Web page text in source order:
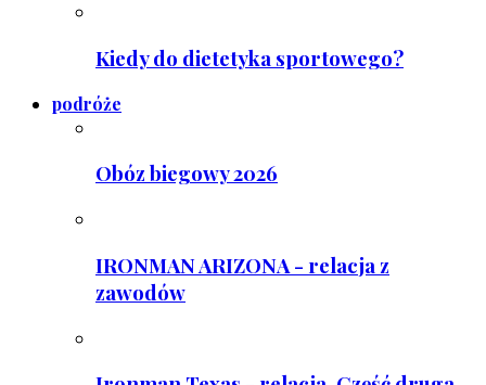
Kiedy do dietetyka sportowego?
podróże
Obóz biegowy 2026
IRONMAN ARIZONA - relacja z
zawodów